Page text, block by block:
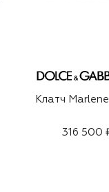
Клатч
316 500